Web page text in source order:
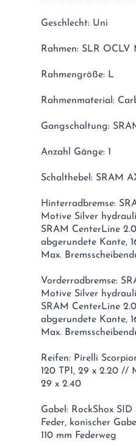
Geschlecht: Uni
Rahmen: SLR OCLV
Rahmengröße: L
Rahmenmaterial:
Gangschaltung:
Anzahl Gänge: 1
Schalthebel: SRAM
Hinterradbremse:
Motive Silver
SRAM CenterLine
abgerundete Kante,
Max.
Vorderradbremse:
Motive Silver
SRAM CenterLine
abgerundete Kante,
Max.
Reifen: Pirelli
120 TPI, 29 x 2.20 //
29 x 2.40
Gabel: RockShox
Feder, konischer
110 mm Federweg